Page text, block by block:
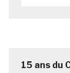
15 ans du